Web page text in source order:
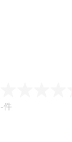
-件